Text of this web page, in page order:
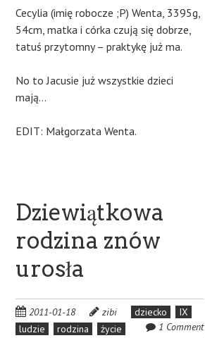
Cecylia (imię robocze ;P) Wenta, 3395g,
54cm, matka i córka czują się dobrze,
tatuś przytomny – praktykę już ma.
No to Jacusie już wszystkie dzieci
mają…
EDIT: Małgorzata Wenta.
Dziewiątkowa
rodzina znów
urosła
2011-01-18 zibi dziecko
IX
ludzie
rodzina życie 1 Comment